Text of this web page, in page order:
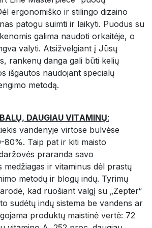
ergonomiško ir stilingo dizaino
patogu suimti ir laikyti. Puodus su
galima naudoti orkaitėje, o
valyti. Atsižvelgiant į Jūsų
rankenų danga gali būti kelių
išgautos naudojant specialų
metodą.
DAUGIAU VITAMINŲ:
vandenyje virtose bulvėse
80%. Taip pat ir kiti maisto
praranda savo
medžiagas ir vitaminus dėl prastų
metodų ir blogų indų. Tyrimų
kad ruošiant valgį su „Zepter“
sudėtų indų sistema be vandens ar
produktų maistinė vertė: 72